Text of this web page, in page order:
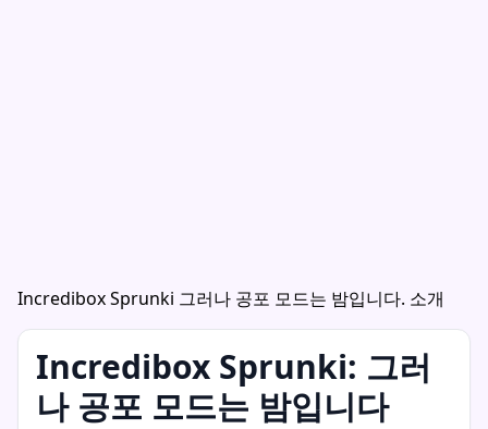
Incredibox Sprunki 그러나 공포 모드는 밤입니다. 소개
Incredibox Sprunki: 그러
나 공포 모드는 밤입니다